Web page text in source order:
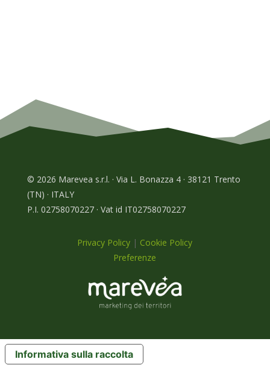
© 2026 Marevea s.r.l. · Via L. Bonazza 4 · 38121 Trento
(TN) · ITALY
P.I. 02758070227 · Vat id IT02758070227
Privacy Policy | Cookie Policy
Preferenze
Informativa sulla raccolta